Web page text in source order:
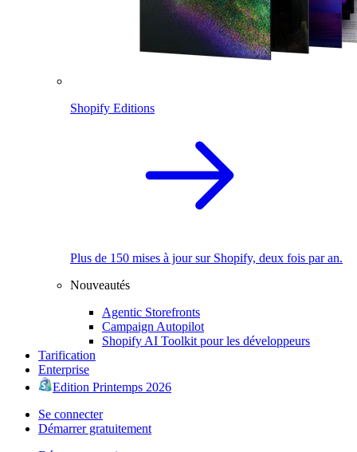
Shopify Editions
Plus de 150 mises à jour sur Shopify, deux fois par an.
Nouveautés
Agentic Storefronts
Campaign Autopilot
Shopify AI Toolkit pour les développeurs
Tarification
Enterprise
Edition Printemps 2026
Se connecter
Démarrer gratuitement